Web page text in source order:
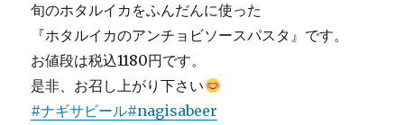
旬のホタルイカをふんだんに使った
『ホタルイカのアンチョビソースパスタ』です。
お値段は税込1180円です。
是非、お召し上がり下さい
#ナギサビール#nagisabeer